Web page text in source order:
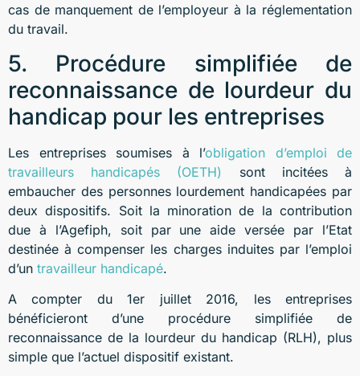
cas de manquement de l’employeur à la réglementation
du travail.
5. Procédure simplifiée de
reconnaissance de lourdeur du
handicap pour les entreprises
Les entreprises soumises à l’obligation d’emploi de
travailleurs handicapés (OETH)
sont incitées à
embaucher des personnes lourdement handicapées par
deux dispositifs. Soit la minoration de la contribution
due à l’Agefiph, soit par une aide versée par l’Etat
destinée à compenser les charges induites par l’emploi
d’un travailleur handicapé.
A compter du 1er juillet 2016, les entreprises
bénéficieront d’une procédure simplifiée de
reconnaissance de la lourdeur du handicap (RLH), plus
simple que l’actuel dispositif existant.